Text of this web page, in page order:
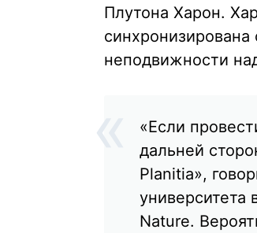
Плутона Харон.
неподвижности
«Если
дальней
Planitia»,
университета
Nature.